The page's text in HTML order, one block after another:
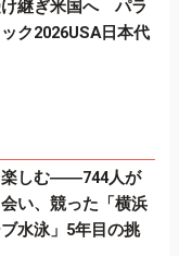
け継ぎ米国へ パラ
ク2026USA日本代
楽しむ――744人が
い、競った「横浜
水泳」5年目の挑